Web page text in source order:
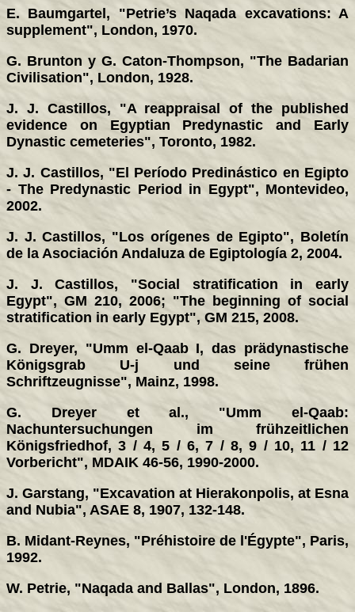
E. Baumgartel, "Petrie’s Naqada excavations: A
supplement", London, 1970.
G. Brunton y G. Caton-Thompson, "The Badarian
Civilisation", London, 1928.
J. J. Castillos, "A reappraisal of the published
evidence on Egyptian Predynastic and Early
Dynastic cemeteries", Toronto, 1982.
J. J. Castillos, "El Período Predinástico en Egipto
- The Predynastic Period in Egypt", Montevideo,
2002.
J. J. Castillos, "Los orígenes de Egipto", Boletín
de la Asociación Andaluza de Egiptología 2, 2004.
J. J. Castillos, "Social stratification in early
Egypt", GM 210, 2006; "The beginning of social
stratification in early Egypt", GM 215, 2008.
G. Dreyer, "Umm el-Qaab I, das prädynastische
Königsgrab U-j und seine frühen
Schriftzeugnisse", Mainz, 1998.
G. Dreyer et al., "Umm el-Qaab:
Nachuntersuchungen im frühzeitlichen
Königsfriedhof, 3 / 4, 5 / 6, 7 / 8, 9 / 10, 11 / 12
Vorbericht", MDAIK 46-56, 1990-2000.
J. Garstang, "Excavation at Hierakonpolis, at Esna
and Nubia", ASAE 8, 1907, 132-148.
B. Midant-Reynes, "Préhistoire de l'Égypte", Paris,
1992.
W. Petrie, "Naqada and Ballas", London, 1896.